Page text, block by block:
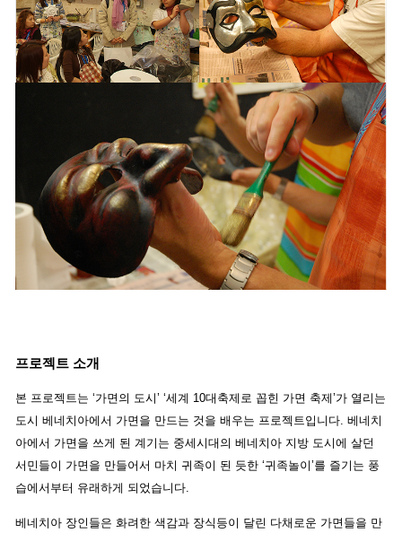
프로젝트 소개
본 프로젝트는 ‘가면의 도시’ ‘세계 10대축제로 꼽힌 가면 축제’가 열리는
도시 베네치아에서 가면을 만드는 것을 배우는 프로젝트입니다. 베네치
아에서 가면을 쓰게 된 계기는 중세시대의 베네치아 지방 도시에 살던
서민들이 가면을 만들어서 마치 귀족이 된 듯한 ‘귀족놀이’를 즐기는 풍
습에서부터 유래하게 되었습니다.
베네치아 장인들은 화려한 색감과 장식등이 달린 다채로운 가면들을 만